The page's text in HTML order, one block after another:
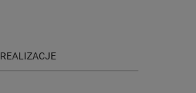
REALIZACJE